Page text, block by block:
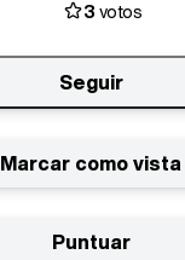
3votos
Seguir
Marcar como vista
Puntuar